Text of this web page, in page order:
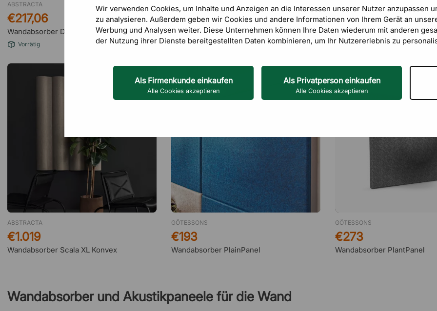
Wir verwenden Cookies, um Inhalte und Anzeigen an die Interessen unserer Nutzer anzupassen
zu analysieren. Außerdem geben wir Cookies und andere Informationen von Ihrem Gerät an
Werbung und Analysen weiter. Diese Unternehmen können Ihre Daten wiederum mit anderen
der Nutzung ihrer Dienste bereitgestellten Daten kombinieren, um Ihr Nutzererlebnis zu
Als Firmenkunde einkaufen
Alle Cookies akzeptieren
Als Privatperson einkaufen
Alle Cookies akzeptieren
ABSTRACTA
Wandabsorber Domo Wall
€217,06
Vorrätig
Wandabsorber Edge Wall
€238
Wandabsorber Fazett
€160
ABSTRACTA
Wandabsorber Scala XL Konvex
€1.019
GÖTESSONS
Wandabsorber PlainPanel
€193
GÖTESSONS
Wandabsorber PlantPanel
€273
Wandabsorber und Akustikpaneele für die Wand